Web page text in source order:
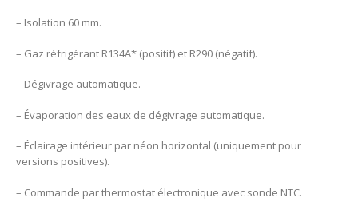
– Isolation 60 mm.
– Gaz réfrigérant R134A* (positif) et R290 (négatif).
– Dégivrage automatique.
– Évaporation des eaux de dégivrage automatique.
– Éclairage intérieur par néon horizontal (uniquement pour
versions positives).
– Commande par thermostat électronique avec sonde NTC.